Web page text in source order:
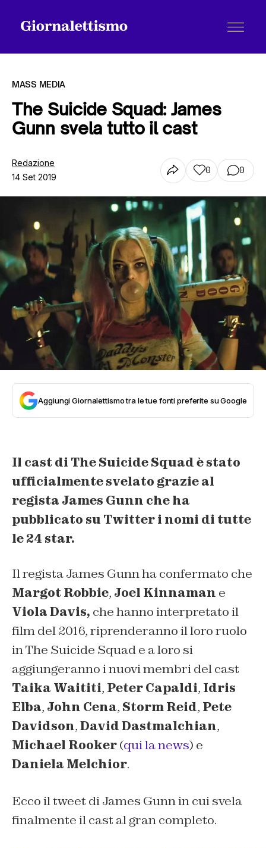
Tutti gli articoli
Chi siamo
Contatti
MASS MEDIA
The Suicide Squad: James
Gunn svela tutto il cast
Redazione
14 Set 2019
0 0
Aggiungi Giornalettismo tra le tue fonti preferite su Google
Il cast di The Suicide Squadè stato
ufficialmente svelato grazie al
regista James Gunn che ha
pubblicato su Twitter i nomi di tutte
le 24 star.
Il regista James Gunn ha confermato che
Margot Robbie, Joel Kinnaman e
Viola Davis, che hanno interpretato il
film del 2016, riprenderanno il loro ruolo
in The Suicide Squad e a loro si
aggiungeranno i nuovi membri del cast
Taika Waititi, Peter Capaldi, Idris
Elba, John Cena, Storm Reid, Pete
Davidson,David Dastmalchian,
Michael Rooker(qui la news) e
Daniela Melchior.
Ecco il tweet di James Gunn in cui svela
finalmente il cast al gran completo.